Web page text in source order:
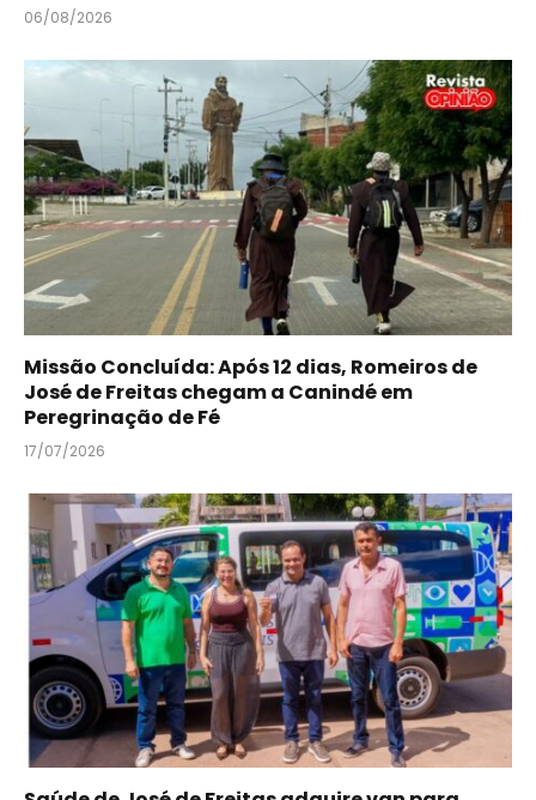
06/08/2026
Missão Concluída: Após 12 dias, Romeiros de
José de Freitas chegam a Canindé em
Peregrinação de Fé
17/07/2026